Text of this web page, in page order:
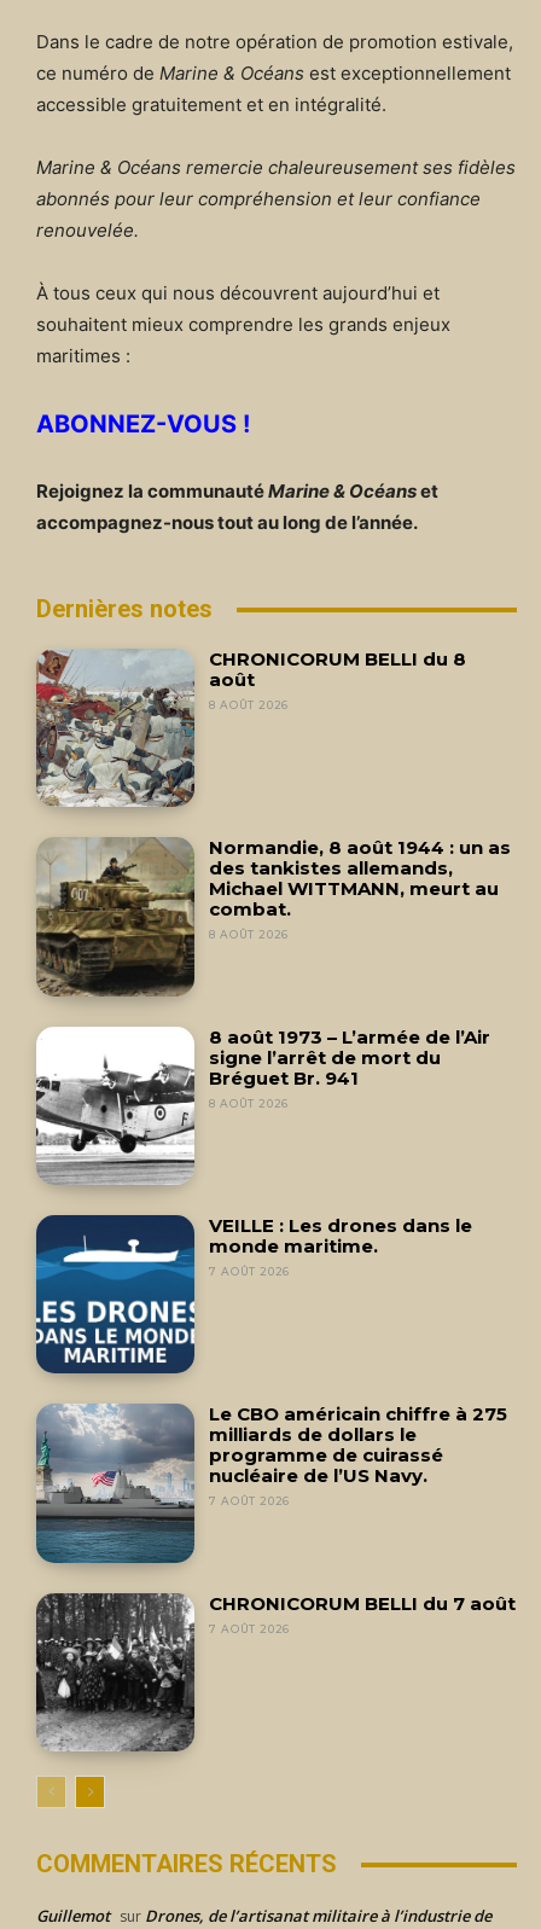
Dans le cadre de notre opération de promotion estivale,
ce numéro de Marine & Océans est exceptionnellement
accessible gratuitement et en intégralité.
Marine & Océans remercie chaleureusement ses fidèles
abonnés pour leur compréhension et leur confiance
renouvelée.
À tous ceux qui nous découvrent aujourd’hui et
souhaitent mieux comprendre les grands enjeux
maritimes :
ABONNEZ-VOUS !
Rejoignez la communautéMarine & Océanset
accompagnez-nous tout au long de l’année.
Dernières notes
CHRONICORUM BELLI du 8
août
8 AOÛT 2026
Normandie, 8 août 1944 : un as
des tankistes allemands,
Michael WITTMANN, meurt au
combat.
8 AOÛT 2026
8 août 1973 – L’armée de l’Air
signe l’arrêt de mort du
Bréguet Br. 941
8 AOÛT 2026
VEILLE : Les drones dans le
monde maritime.
7 AOÛT 2026
Le CBO américain chiffre à 275
milliards de dollars le
programme de cuirassé
nucléaire de l’US Navy.
7 AOÛT 2026
CHRONICORUM BELLI du 7 août
7 AOÛT 2026
COMMENTAIRES RÉCENTS
Guillemot sur Drones, de l’artisanat militaire à l’industrie de